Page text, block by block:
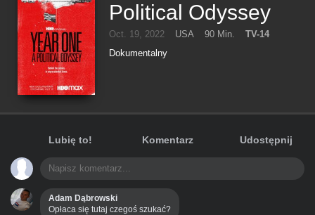
Political Odyssey
Oct. 19, 2022 USA 90 Min.
TV-14
Dokumentalny
Lubię to! Komentarz Udostępnij
Adam Dąbrowski
Opłaca się tutaj czegoś szukać?